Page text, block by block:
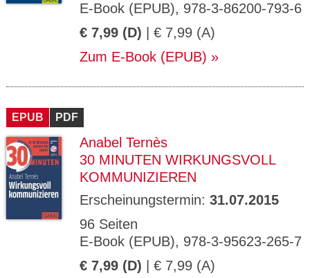
E-Book (EPUB), 978-3-86200-793-6
€ 7,99 (D) | € 7,99 (A)
Zum E-Book (EPUB)
EPUB PDF
Anabel Ternès
30 MINUTEN WIRKUNGSVOLL
KOMMUNIZIEREN
Erscheinungstermin: 31.07.2015
96 Seiten
E-Book (EPUB), 978-3-95623-265-7
€ 7,99 (D) | € 7,99 (A)